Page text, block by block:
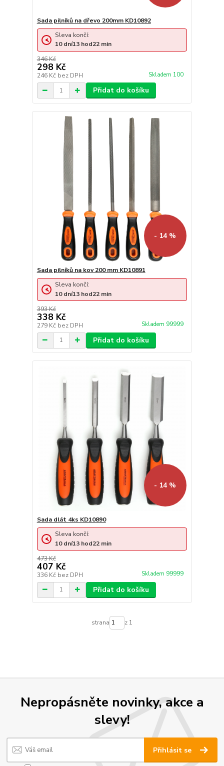
Sada pilníků na dřevo 200mm KD10892
346 Kč
298 Kč
246 Kč bez DPH Skladem 100
Sleva končí:
10 dní13 hod22 min
Přidat do košíku
- 14 %
Sada pilníků na kov 200 mm KD10891
393 Kč
338 Kč
279 Kč bez DPH Skladem 99999
Sleva končí:
10 dní13 hod22 min
Přidat do košíku
- 14 %
Sada dlát 4ks KD10890
473 Kč
407 Kč
336 Kč bez DPH Skladem 99999
Sleva končí:
10 dní13 hod22 min
Přidat do košíku
strana z 1
Nepropásněte novinky, akce a
slevy!
Přihlásit se